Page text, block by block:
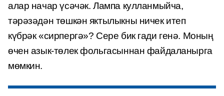
алар начар үсәчәк. Лампа кулланмыйча,
тәрәзәдән төшкән яктылыкны ничек итеп
күбрәк «сирпергә»? Сере бик гади генә. Моның
өчен азык-төлек фольгасыннан файдаланырга
мөмкин.